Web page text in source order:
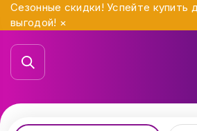
Сезонные скидки! Успейте купить
выгодой! ×